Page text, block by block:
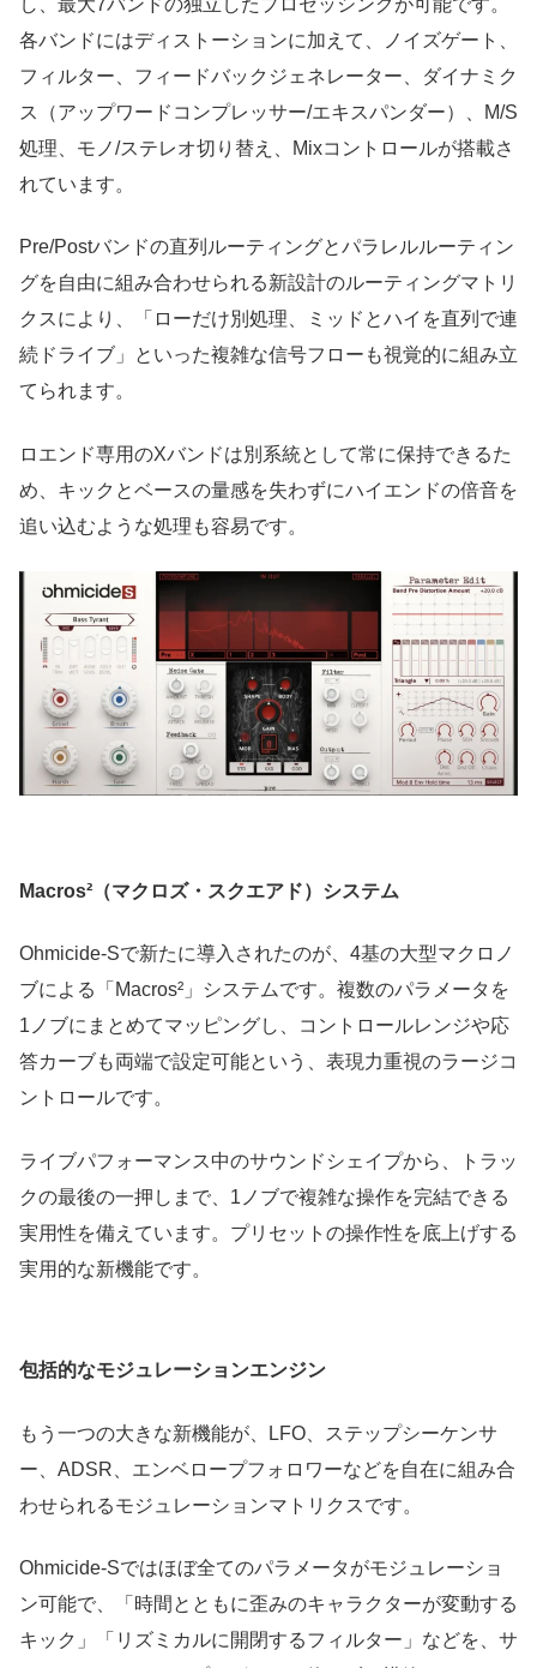
各バンドにはディストーションに加えて、ノイズゲート、
フィルター、フィードバックジェネレーター、ダイナミク
ス（アップワードコンプレッサー/エキスパンダー）、M/S
処理、モノ/ステレオ切り替え、Mixコントロールが搭載さ
れています。
Pre/Postバンドの直列ルーティングとパラレルルーティン
グを自由に組み合わせられる新設計のルーティングマトリ
クスにより、「ローだけ別処理、ミッドとハイを直列で連
続ドライブ」といった複雑な信号フローも視覚的に組み立
てられます。
ロエンド専用のXバンドは別系統として常に保持できるた
め、キックとベースの量感を失わずにハイエンドの倍音を
追い込むような処理も容易です。
Macros²（マクロズ・スクエアド）システム
Ohmicide-Sで新たに導入されたのが、4基の大型マクロノ
ブによる「Macros²」システムです。複数のパラメータを
1ノブにまとめてマッピングし、コントロールレンジや応
答カーブも両端で設定可能という、表現力重視のラージコ
ントロールです。
ライブパフォーマンス中のサウンドシェイプから、トラッ
クの最後の一押しまで、1ノブで複雑な操作を完結できる
実用性を備えています。プリセットの操作性を底上げする
実用的な新機能です。
包括的なモジュレーションエンジン
もう一つの大きな新機能が、LFO、ステップシーケンサ
ー、ADSR、エンベロープフォロワーなどを自在に組み合
わせられるモジュレーションマトリクスです。
Ohmicide-Sではほぼ全てのパラメータがモジュレーショ
ン可能で、「時間とともに歪みのキャラクターが変動する
キック」「リズミカルに開閉するフィルター」などを、サ